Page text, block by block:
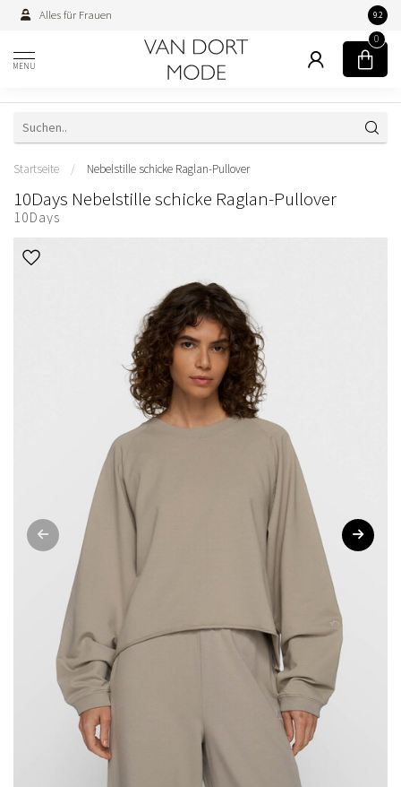
Alles für Frauen 9.2
MENU
0
Startseite / Nebelstille schicke Raglan-Pullover
10Days Nebelstille schicke Raglan-Pullover
10Days